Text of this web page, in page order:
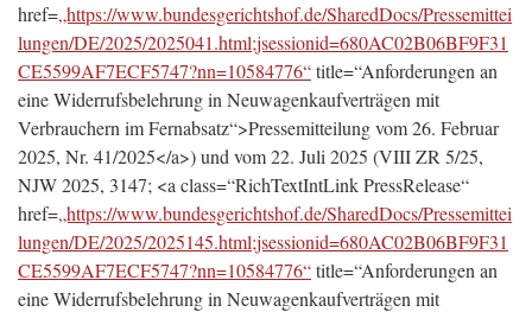
href=„https://www.bundesgerichtshof.de/SharedDocs/Pressemittei
lungen/DE/2025/2025041.html;jsessionid=680AC02B06BF9F31
CE5599AF7ECF5747?nn=10584776“title=“Anforderungen an
eine Widerrufsbelehrung in Neuwagenkaufverträgen mit
Verbrauchern im Fernabsatz“>Pressemitteilung vom 26. Februar
2025, Nr. 41/2025</a>) und vom 22. Juli 2025 (VIII ZR 5/25,
NJW 2025, 3147; <a class=“RichTextIntLink PressRelease“
href=„https://www.bundesgerichtshof.de/SharedDocs/Pressemittei
lungen/DE/2025/2025145.html;jsessionid=680AC02B06BF9F31
CE5599AF7ECF5747?nn=10584776“title=“Anforderungen an
eine Widerrufsbelehrung in Neuwagenkaufverträgen mit